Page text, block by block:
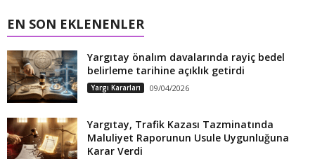
EN SON EKLENENLER
Yargıtay önalım davalarında rayiç bedel
belirleme tarihine açıklık getirdi
Yargı Kararları 09/04/2026
Yargıtay, Trafik Kazası Tazminatında
Maluliyet Raporunun Usule Uygunluğuna
Karar Verdi